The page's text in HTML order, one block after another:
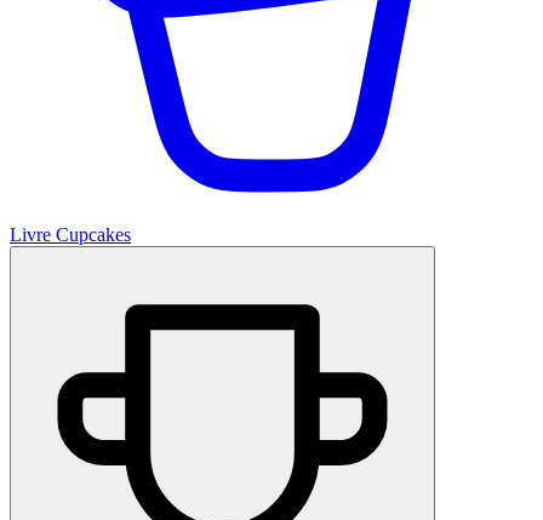
Livre Cupcakes